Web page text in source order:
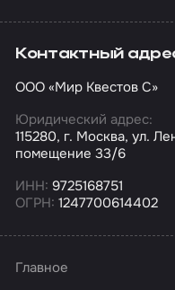
Контактный
ООО «Мир Квестов С»
Юридический адрес:
115280, г. Москва, ул.
помещение 33/6
ИНН: 9725168751
ОГРН: 1247700614402
Главное